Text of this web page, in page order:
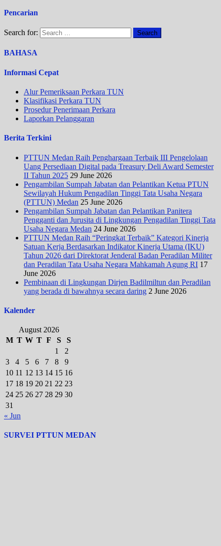
Pencarian
Search for:
BAHASA
Informasi Cepat
Alur Pemeriksaan Perkara TUN
Klasifikasi Perkara TUN
Prosedur Penerimaan Perkara
Laporkan Pelanggaran
Berita Terkini
PTTUN Medan Raih Penghargaan Terbaik III Pengelolaan
Uang Persediaan Digital pada Treasury Deli Award Semester
II Tahun 2025 29 June 2026
Pengambilan Sumpah Jabatan dan Pelantikan Ketua PTUN
Sewilayah Hukum Pengadilan Tinggi Tata Usaha Negara
(PTTUN) Medan 25 June 2026
Pengambilan Sumpah Jabatan dan Pelantikan Panitera
Pengganti dan Jurusita di Lingkungan Pengadilan Tinggi Tata
Usaha Negara Medan 24 June 2026
PTTUN Medan Raih “Peringkat Terbaik” Kategori Kinerja
Satuan Kerja Berdasarkan Indikator Kinerja Utama (IKU)
Tahun 2026 dari Direktorat Jenderal Badan Peradilan Militer
dan Peradilan Tata Usaha Negara Mahkamah Agung RI 17
June 2026
Pembinaan di Lingkungan Dirjen Badilmiltun dan Peradilan
yang berada di bawahnya secara daring 2 June 2026
Kalender
August 2026
M T W T F S
S
1
2
3
4 5 6 7 8
9
10 11 12 13 14 15 16
17 18 19 20 21 22 23
24 25 26 27 28 29 30
31
« Jun
SURVEI PTTUN MEDAN